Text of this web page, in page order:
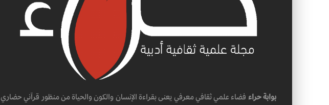
بوابة حراء فضاء علمي ثقافي معرفي يعنى بقراءة الإنسان والكون والحياة من منظور قرآني حضاري